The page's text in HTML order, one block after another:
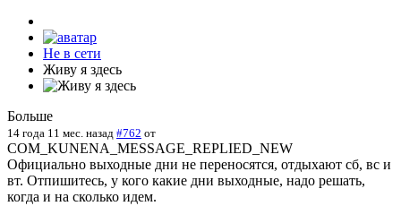
Не в сети
Живу я здесь
Больше
14 года 11 мес. назад #762 от
COM_KUNENA_MESSAGE_REPLIED_NEW
Официально выходные дни не переносятся, отдыхают сб, вс и
вт. Отпишитесь, у кого какие дни выходные, надо решать,
когда и на сколько идем.